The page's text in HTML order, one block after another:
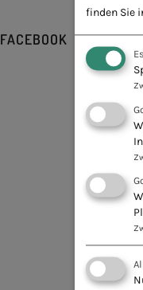
FACEBOOK
finden Sie